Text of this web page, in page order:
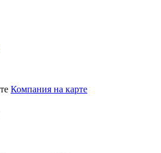
Компания на карте